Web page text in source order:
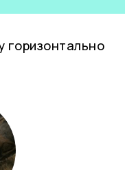
горизонтально